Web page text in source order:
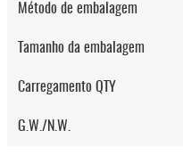
Método de embalagem
Tamanho da embalagem
Carregamento QTY
G.W./N.W.